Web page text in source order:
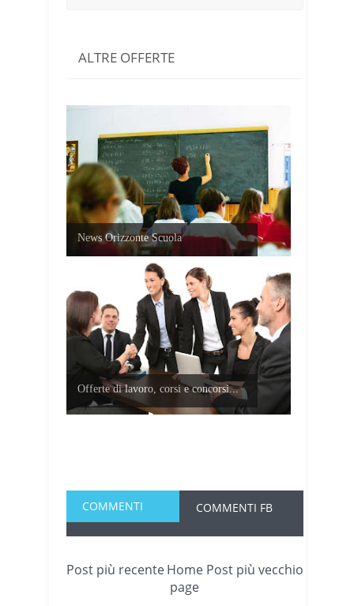
ALTRE OFFERTE
News Orizzonte Scuola
Offerte di lavoro, corsi e concorsi...
COMMENTI COMMENTI FB
Post più recente Post più vecchio
Home
page